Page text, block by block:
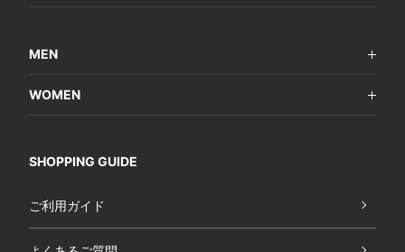
MEN
WOMEN
SHOPPING GUIDE
ご利用ガイド